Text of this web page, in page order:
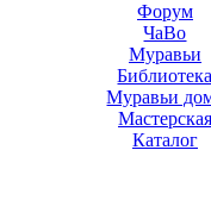
Форум
ЧаВо
Муравьи
Муравьи
Мастерская
Каталог